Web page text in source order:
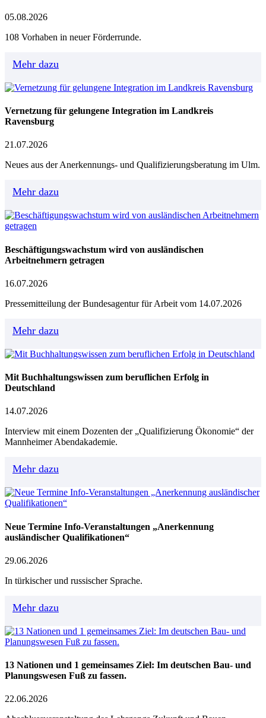
05.08.2026
108 Vorhaben in neuer Förderrunde.
Mehr dazu
Vernetzung für gelungene Integration im Landkreis
Ravensburg
21.07.2026
Neues aus der Anerkennungs- und Qualifizierungsberatung im Ulm.
Mehr dazu
Beschäftigungswachstum wird von ausländischen
Arbeitnehmern getragen
16.07.2026
Pressemitteilung der Bundesagentur für Arbeit vom 14.07.2026
Mehr dazu
Mit Buchhaltungswissen zum beruflichen Erfolg in
Deutschland
14.07.2026
Interview mit einem Dozenten der „Qualifizierung Ökonomie“ der
Mannheimer Abendakademie.
Mehr dazu
Neue Termine Info-Veranstaltungen „Anerkennung
ausländischer Qualifikationen“
29.06.2026
In türkischer und russischer Sprache.
Mehr dazu
13 Nationen und 1 gemeinsames Ziel: Im deutschen Bau- und
Planungswesen Fuß zu fassen.
22.06.2026